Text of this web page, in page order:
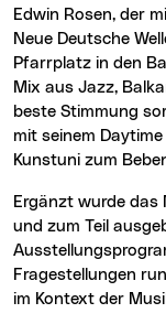
Edwin Rosen, der
Neue Deutsche
Pfarrplatz in den
Mix aus Jazz,
beste Stimmung
mit seinem Daytime
Kunstuni zum
Ergänzt wurde das Musikprogramm durch ein reichhaltiges
und zum Teil
Fragestellungen
im Kontext der